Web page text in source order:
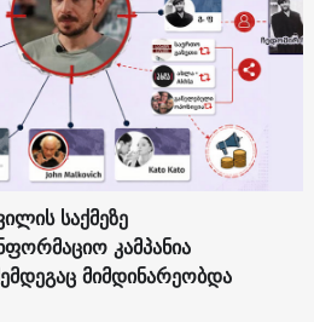
საქმეზე
კამპანია
მიმდინარეობდა